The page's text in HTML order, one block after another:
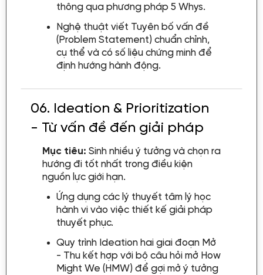
thông qua phương pháp 5 Whys.
Nghệ thuật viết Tuyên bố vấn đề
(Problem Statement) chuẩn chỉnh,
cụ thể và có số liệu chứng minh để
định hướng hành động.
06. Ideation & Prioritization
- Từ vấn đề đến giải pháp
Mục tiêu: Sinh nhiều ý tưởng và chọn ra
hướng đi tốt nhất trong điều kiện
nguồn lực giới hạn.
Ứng dụng các lý thuyết tâm lý học
hành vi vào việc thiết kế giải pháp
thuyết phục.
Quy trình Ideation hai giai đoạn Mở
- Thu kết hợp với bộ câu hỏi mở How
Might We (HMW) để gợi mở ý tưởng